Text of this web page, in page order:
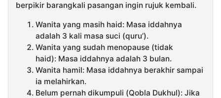
berpikir barangkali pasangan ingin rujuk kembali.
Wanita yang masih haid: Masa iddahnya
adalah 3 kali masa suci (quru’).
Wanita yang sudah menopause (tidak
haid): Masa iddahnya adalah 3 bulan.
Wanita hamil: Masa iddahnya berakhir sampai
ia melahirkan.
Belum pernah dikumpuli (Qobla Dukhul): Jika